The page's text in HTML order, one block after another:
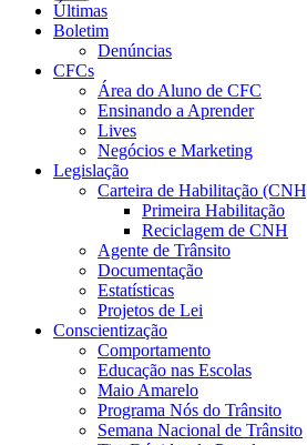
Últimas
Boletim
Denúncias
CFCs
Área do Aluno de CFC
Ensinando a Aprender
Lives
Negócios e Marketing
Legislação
Carteira de Habilitação
Primeira Habilitação
Reciclagem de CNH
Agente de Trânsito
Documentação
Estatísticas
Projetos de Lei
Conscientização
Comportamento
Educação nas Escolas
Maio Amarelo
Programa Nós do Trânsito
Semana Nacional de Trânsito